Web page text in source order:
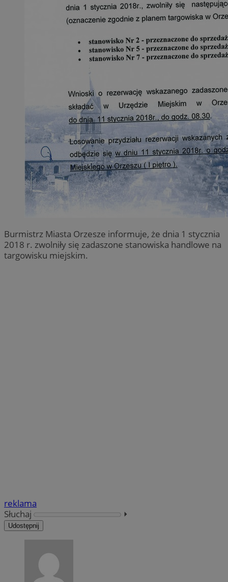
Burmistrz Miasta Orzesze informuje, że dnia 1 stycznia
2018 r. zwolniły się zadaszone stanowiska handlowe na
targowisku miejskim.
reklama
Słuchaj
⏵︎
Udostępnij